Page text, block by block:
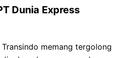
Dunia Express
memang tergolong